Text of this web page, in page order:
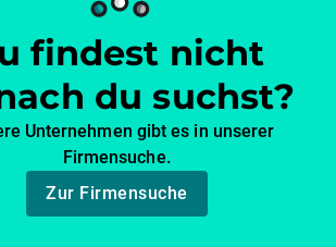
findest nicht
du suchst?
Unternehmen gibt es in unserer
Firmensuche.
Zur Firmensuche